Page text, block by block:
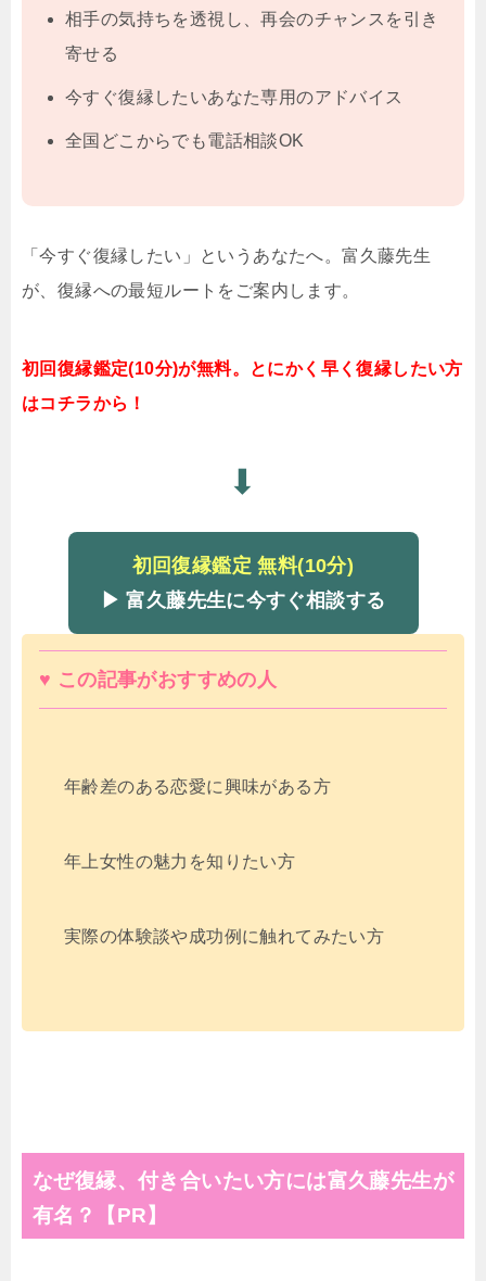
相手の気持ちを透視し、再会のチャンスを引き
寄せる
今すぐ復縁したいあなた専用のアドバイス
全国どこからでも電話相談OK
「今すぐ復縁したい」というあなたへ。富久藤先生
が、復縁への最短ルートをご案内します。
初回復縁鑑定(10分)が無料。とにかく早く復縁したい方
はコチラから！
⬇
初回復縁鑑定 無料(10分)
▶ 富久藤先生に今すぐ相談する
♥ この記事がおすすめの人
年齢差のある恋愛に興味がある方
年上女性の魅力を知りたい方
実際の体験談や成功例に触れてみたい方
なぜ復縁、付き合いたい方には富久藤先生が
有名？【PR】